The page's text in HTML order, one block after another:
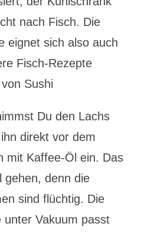
nach Fisch. Die
eignet sich also auch
Fisch-Rezepte
Sushi
Du den Lachs
direkt vor dem
mit Kaffee-Öl ein. Das
gehen, denn die
sind flüchtig. Die
unter Vakuum passt